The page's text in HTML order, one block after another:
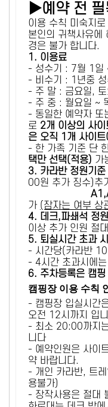
▶예약 전
이용 수칙 미숙지
본인의 귀책사유에
경은 불가 합니다.
1. 이용료
- 성수기 : 7월 1일
- 비수기 : 1년중
- 주 말 : 금요일,
- 주 중 : 월요일 ~
- 동일한 예약자 또
로 2개 이상의 사
은 오직 1개 사이트
- 한 가족 기준 단
택만 선택(적용) 가
3. 카라반 정원기준
00원 추가 징수)추
A1,A2 카
가 (잠자는 여부 상
4. 데크,파쇄석 정
이상 추가 인원 절
5. 퇴실시간 초과
- 시간당(카라반
- 4시간 초과시에
6. 주차등록은 캠
캠핑장 이용 수칙
- 캠핑장 입실시간
오전 12시까지 입
- 최소 20:00까지
니다
- 예약인원은 사이
약 바랍니다.
- 개인 카라반, 트
용불가)
- 장작사용은 절대